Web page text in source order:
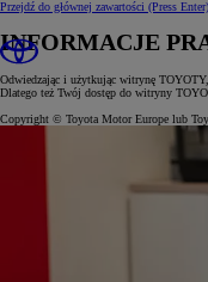
Przejdź do głównej zawartości (Press Enter)
INFORMACJE
Odwiedzając i użytkując witrynę
Dlatego też Twój dostęp do witryny
Copyright © Toyota Motor Europe lub